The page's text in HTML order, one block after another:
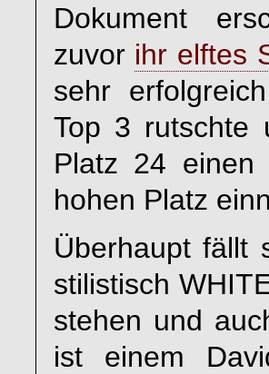
Dokument
zuvor ihr elftes
sehr
Top 3 rutschte
Platz 24
hohen Platz
Überhaupt fällt
stilistisch
stehen und
ist einem